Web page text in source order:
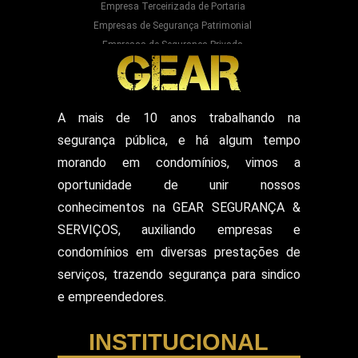
Empresa Terceirizada de Portaria
Empresas de Segurança Patrimonial
Empresas de Segurança Privada
Empresas Prestadoras de Serviços para
Condominios
Empresas Prestadoras de Serviços para Prédios
Prestação de Serviços de Recepção
Recepcionista Terceirizada
Segurança Particular Armado
Segurança Patrimonial E Monitoramento
Segurança Patrimonial em Hospitais
Segurança Patrimonial Eventos
Serviço de Escolta Armada
Empresa de Segurança em Mercado
Empresa de Segurança em Shopping Center
Serviço de Ronda com Viatura
Serviços de Portaria
A mais de 10 anos trabalhando na
segurança pública, e há algum tempo
morando em condomínios, vimos a
oportunidade de unir nossos
conhecimentos na GEAR SEGURANÇA &
SERVIÇOS, auxiliando empresas e
condomínios em diversas prestações de
serviços, trazendo segurança para sindico
e empreendedores.
INSTITUCIONAL